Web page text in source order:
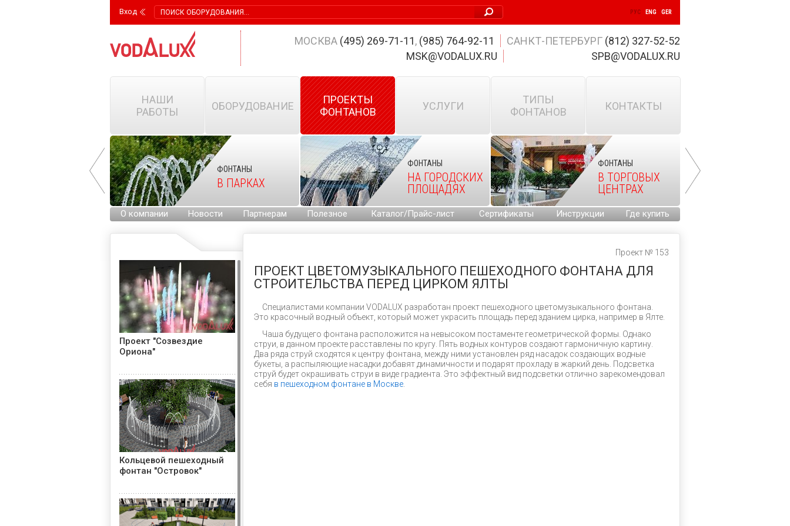
Вход РУС ENG GER
МОСКВА (495) 269-71-11, (985) 764-92-11 САНКТ-ПЕТЕРБУРГ (812) 327-52-52
MSK@VODALUX.RU
SPB@VODALUX.RU
НАШИ
РАБОТЫ
ОБОРУДОВАНИЕ
ПРОЕКТЫ
ФОНТАНОВ
УСЛУГИ
ТИПЫ
ФОНТАНОВ
КОНТАКТЫ
НА ГОРОДСКИХ
ФОНТАНЫ
В ПАРКАХ
ФОНТАНЫ
НА ГОРОДСКИХ
ПЛОЩАДЯХ
ФОНТАНЫ
В ТОРГОВЫХ
ЦЕНТРАХ
О компании Новости Партнерам Полезное Каталог/Прайс-лист Сертификаты Инструкции Где купить
Проект № 153
ПРОЕКТ ЦВЕТОМУЗЫКАЛЬНОГО ПЕШЕХОДНОГО ФОНТАНА ДЛЯ
СТРОИТЕЛЬСТВА ПЕРЕД ЦИРКОМ ЯЛТЫ
Специалистами компании VODALUX разработан проект пешеходного цветомузыкального фонтана.
Это красочный водный объект, который может украсить площадь перед зданием цирка, например в Ялте.
Чаша будущего фонтана расположится на невысоком постаменте геометрической формы. Однако
струи, в данном проекте расставлены по кругу. Пять водных контуров создают гармоничную картину.
Два ряда струй сходятся к центру фонтана, между ними установлен ряд насадок создающих водные
букеты, а распыляющие насадки добавят динамичности и подарят прохладу в жаркий день. Подсветка
струй будет окрашивать струи в виде градиента. Это эффектный вид подсветки отлично зарекомендовал
себя в пешеходном фонтане в Москве
Проект "Созвездие
Ориона"
Кольцевой пешеходный
фонтан "Островок"